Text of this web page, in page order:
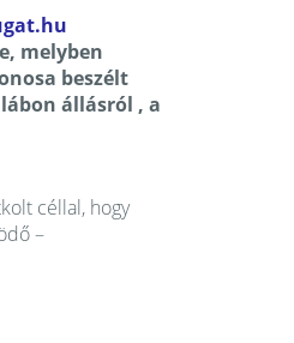
melyben
beszélt
állásról , a
céllal, hogy
–